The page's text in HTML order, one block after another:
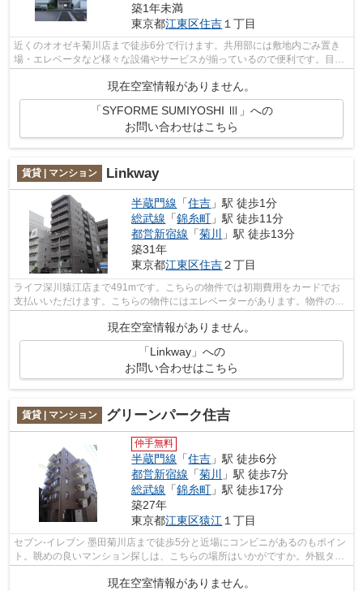
築1年未満
東京都江東区住吉 １丁目
近くのオオゼキ菊川店まで徒歩6分で行けます。共用部には敷地内ごみ置き
場・エレベータなど様々な設備やサービスが揃っているので便利です。目的
に応じて駅を選べることが、2駅利用で...
現在空室情報がありません。
「SYFORME SUMIYOSHI Ⅲ」への
お問い合わせはこちら
賃貸 | マンション Linkway
半蔵門線 「住吉 」駅 徒歩1分
総武線 「錦糸町 」駅 徒歩11分
都営新宿線 「菊川
」駅 徒歩13分
築31年
東京都江東区住吉２丁目
ライフ深川猿江店まで491mです。こちらの物件では初期費用をカードでお
支払いいただけます。こちらの物件にはエレベーターがあります。物件の周
辺に駅が2つあり、よく電車を利用する方...
現在空室情報がありません。
「Linkway」への
お問い合わせはこちら
賃貸 | マンション グリーンパーク住吉
仲手無料
半蔵門線 「住吉 」駅 徒歩6分
都営新宿線 「菊川
」駅 徒歩7分
総武線 「錦糸町 」駅 徒歩17分
築27年
東京都江東区猿江 １丁目
セブン‐イレブン 墨田菊川店まで徒歩5分と近場にコンビニがあるのもポイン
ト。眺めの良いマンション探しは、こちらの場所はいかがですか。外観タイ
現在空室情報がありません。